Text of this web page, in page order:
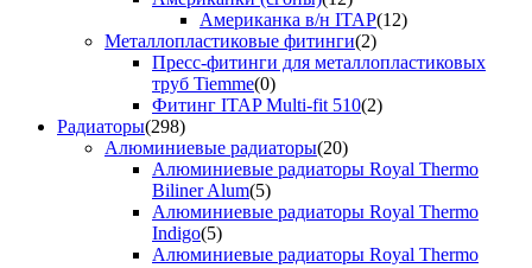
Американка в/н ITAP(12)
Металлопластиковые фитинги(2)
Пресс-фитинги для металлопластиковых
труб Tiemme(0)
Фитинг ITAP Multi-fit 510(2)
Радиаторы(298)
Алюминиевые радиаторы(20)
Алюминиевые радиаторы Royal Thermo
Biliner Alum(5)
Алюминиевые радиаторы Royal Thermo
Indigo(5)
Алюминиевые радиаторы Royal Thermo